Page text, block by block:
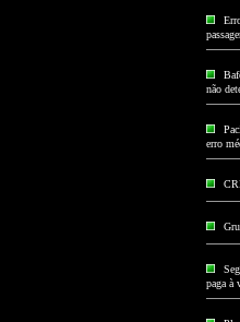
não
erro
paga à